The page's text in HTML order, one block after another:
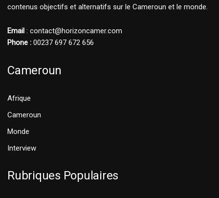
contenus objectifs et alternatifs sur le Cameroun et le monde.
Email : contact@horizoncamer.com
Phone : 00237 697 672 656
Cameroun
Afrique
Cameroun
Monde
Interview
Rubriques Populaires